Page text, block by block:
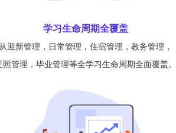
学习生命周期全覆盖
迎新管理，日常管理，住宿管理， 教务管理，
照管理，毕业管理等全学习生命周期全面覆盖。